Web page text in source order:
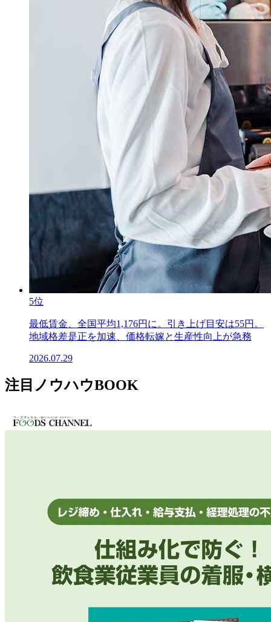
5位
最低賃金、全国平均1,176円に。引き上げ目安は55円。
地域格差是正を加速、価格転嫁と生産性向上が急務
2026.07.29
注目ノウハウBOOK